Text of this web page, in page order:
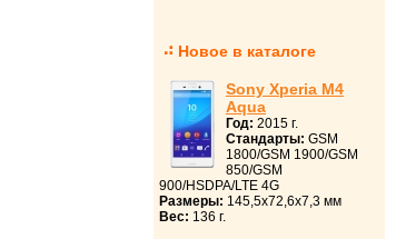
Новое в каталоге
Sony Xperia M4
Aqua
Год: 2015 г.
Стандарты: GSM
1800/GSM 1900/GSM
850/GSM
900/HSDPA/LTE 4G
Размеры: 145,5x72,6x7,3 мм
Вес: 136 г.